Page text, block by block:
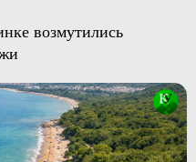
возмутились